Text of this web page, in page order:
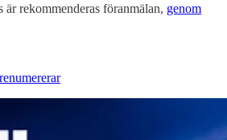
är rekommenderas föranmälan, genom